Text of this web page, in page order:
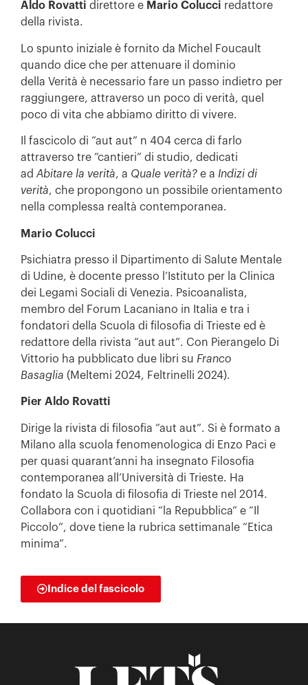
Aldo Rovatti direttore e Mario Colucci redattore
della rivista.
Lo spunto iniziale è fornito da Michel Foucault
quando dice che per attenuare il dominio
della Verità è necessario fare un passo indietro per
raggiungere, attraverso un poco di verità, quel
poco di vita che abbiamo diritto di vivere.
Il fascicolo di “aut aut” n 404 cerca di farlo
attraverso tre “cantieri” di studio, dedicati
ad Abitare la verità, a Quale verità? e a Indizi di
verità, che propongono un possibile orientamento
nella complessa realtà contemporanea.
Mario Colucci
Psichiatra presso il Dipartimento di Salute Mentale
di Udine, è docente presso l’Istituto per la Clinica
dei Legami Sociali di Venezia. Psicoanalista,
membro del Forum Lacaniano in Italia e tra i
fondatori della Scuola di filosofia di Trieste ed è
redattore della rivista “aut aut”. Con Pierangelo Di
Vittorio ha pubblicato due libri su Franco
Basaglia (Meltemi 2024, Feltrinelli 2024).
Pier Aldo Rovatti
Dirige la rivista di filosofia “aut aut”. Si è formato a
Milano alla scuola fenomenologica di Enzo Paci e
per quasi quarant’anni ha insegnato Filosofia
contemporanea all’Università di Trieste. Ha
fondato la Scuola di filosofia di Trieste nel 2014.
Collabora con i quotidiani “la Repubblica” e “Il
Piccolo”, dove tiene la rubrica settimanale “Etica
minima”.
Indice del fascicolo